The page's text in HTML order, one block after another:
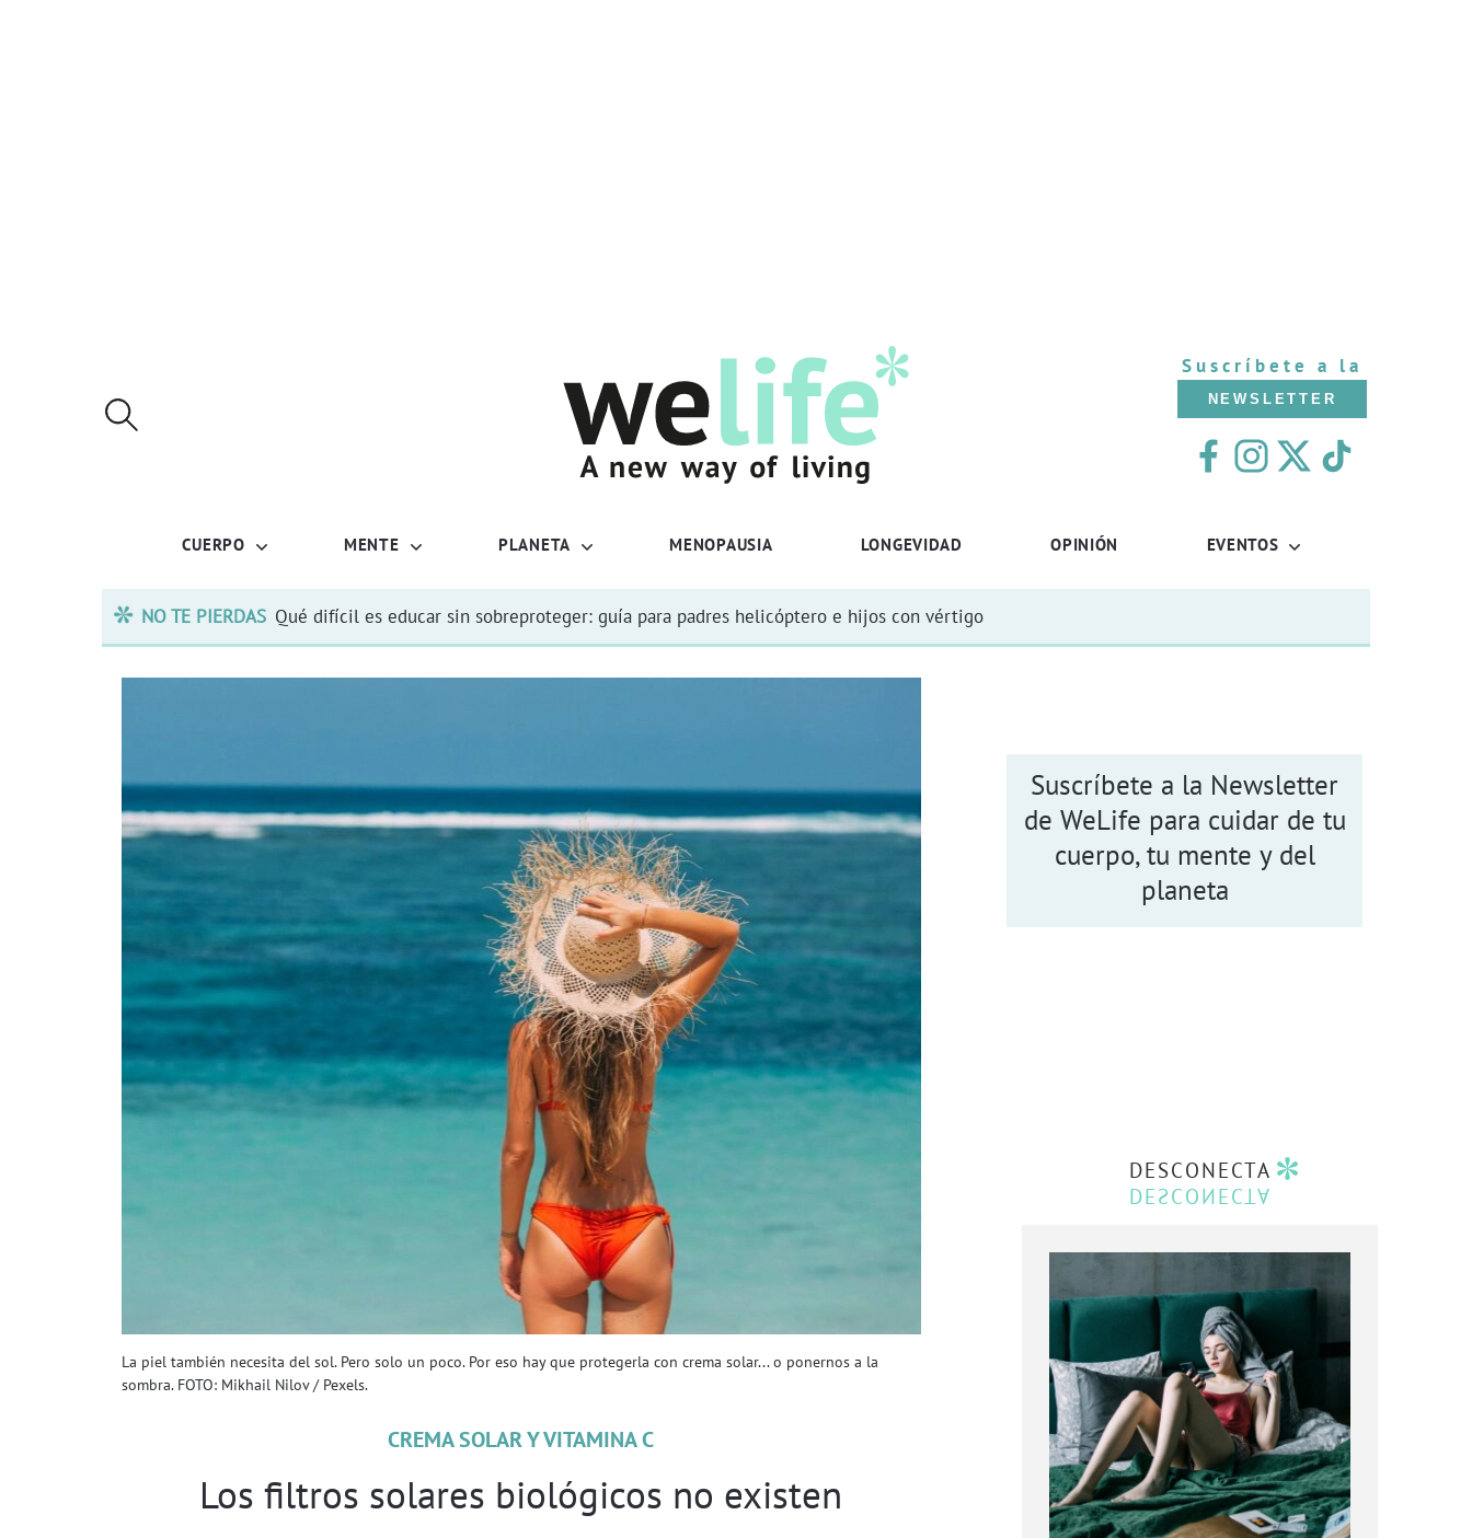
Suscríbete a la
NEWSLETTER
CUERPO MENTE PLANETA MENOPAUSIA LONGEVIDAD OPINIÓN EVENTOS
NO TE PIERDAS Qué difícil es educar sin sobreproteger: guía para padres helicóptero e hijos con vértigo
La piel también necesita del sol. Pero solo un poco. Por eso hay que protegerla con crema solar... o ponernos a la
sombra. FOTO: Mikhail Nilov / Pexels.
CREMA SOLAR Y VITAMINA C
Los filtros solares biológicos no existen
Suscríbete a la Newsletter
de WeLife para cuidar de tu
cuerpo, tu mente y del
planeta
DESCONECTA